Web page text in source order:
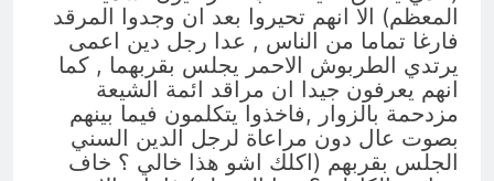
المعظم) الا انهم تحيروا بعد ان وجدوا المرقد
فارغا تماما من الناس , عدا رجل دين اعمى
يرتدي الطربوش الاحمر يجلس بقربهما , كما
انهم يعرفون جيدا ان مراقد ائمة الشيعة
مزدحمة بالزوار ,فاخذوا يتكلمون فيما بينهم
بصوت عال دون مراعاة لرجل الدين السني
الجلس بقربهم (اكلك اشو هذا خالي ؟ خاف